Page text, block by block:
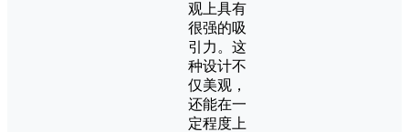
观上具有
很强的吸
引力。这
种设计不
仅美观，
还能在一
定程度上